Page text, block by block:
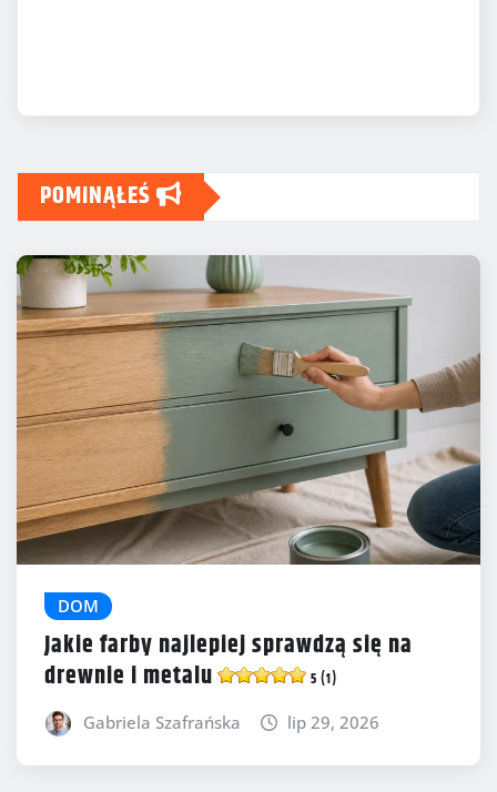
POMINĄŁEŚ
DOM
Jakie farby najlepiej sprawdzą się na
drewnie i metalu
5 (1)
Gabriela Szafrańska lip 29, 2026